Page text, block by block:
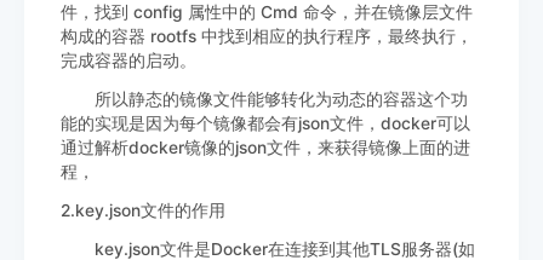
件，找到 config 属性中的 Cmd 命令，并在镜像层文件
构成的容器 rootfs 中找到相应的执行程序，最终执行，
完成容器的启动。
所以静态的镜像文件能够转化为动态的容器这个功
能的实现是因为每个镜像都会有json文件，docker可以
通过解析docker镜像的json文件，来获得镜像上面的进
程，
2.key.json文件的作用
key.json文件是Docker在连接到其他TLS服务器(如